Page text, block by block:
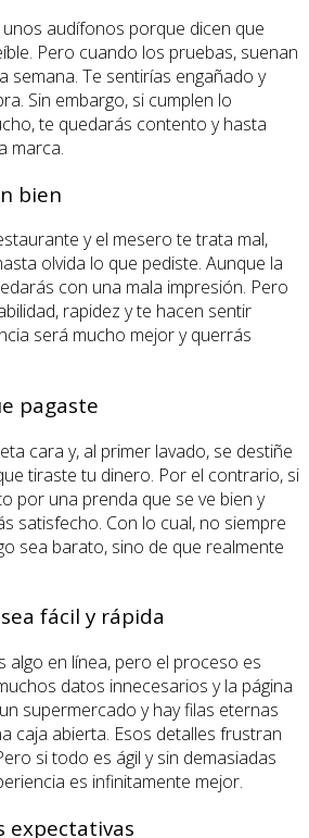
audífonos porque dicen que
Pero cuando los pruebas, suenan
semana. Te sentirías engañado y
Sin embargo, si cumplen lo
te quedarás contento y hasta
marca.
bien
y el mesero te trata mal,
olvida lo que pediste. Aunque la
con una mala impresión. Pero
rapidez y te hacen sentir
será mucho mejor y querrás
pagaste
cara y, al primer lavado, se destiñe
tiraste tu dinero. Por el contrario, si
por una prenda que se ve bien y
satisfecho. Con lo cual, no siempre
sea barato, sino de que realmente
fácil y rápida
algo en línea, pero el proceso es
datos innecesarios y la página
supermercado y hay filas eternas
caja abierta. Esos detalles frustran
si todo es ágil y sin demasiadas
es infinitamente mejor.
expectativas